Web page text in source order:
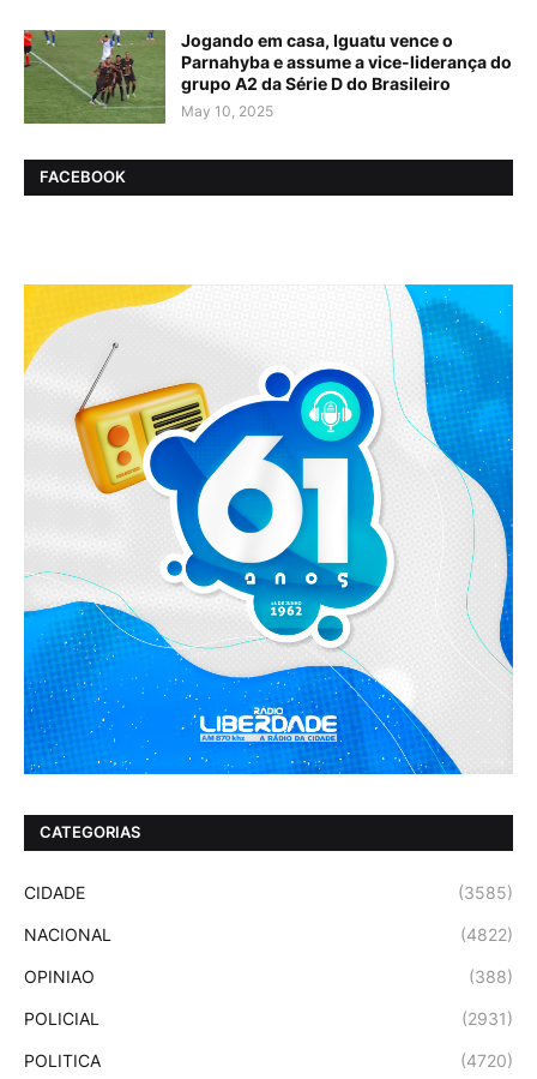
Jogando em casa, Iguatu vence o
Parnahyba e assume a vice-liderança do
grupo A2 da Série D do Brasileiro
May 10, 2025
FACEBOOK
CATEGORIAS
CIDADE (3585)
NACIONAL (4822)
OPINIAO (388)
POLICIAL (2931)
POLITICA (4720)